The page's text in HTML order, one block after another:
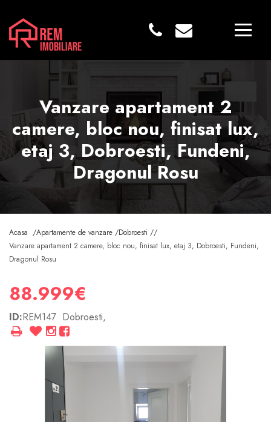
Vanzare apartament 2
camere, bloc nou, finisat lux,
etaj 3, Dobroesti, Fundeni,
Dragonul Rosu
Acasa /Apartamente de vanzare /Dobroesti //
Vanzare apartament 2 camere, bloc nou, finisat lux, etaj 3, Dobroesti, Fundeni,
Dragonul Rosu
88.999€
ID:REM147 Dobroesti,